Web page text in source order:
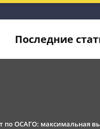
Последние
по ОСАГО: максимальная